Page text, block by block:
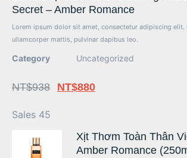
Secret – Amber Romance
Lorem ipsum dolor sit amet, consectetur adipiscing elit.
ullamcorper mattis, pulvinar dapibus leo.
Category Uncategorized
NT$938 NT$880
Sales 45
Xịt Thơm Toàn Thân
Amber Romance